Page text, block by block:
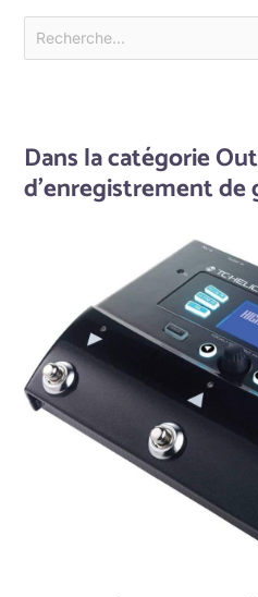
Dans la catégorie
d’enregistrement de